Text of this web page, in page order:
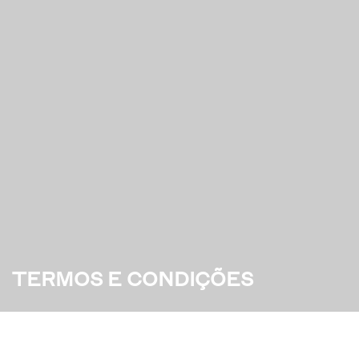
TERMOS E CONDIÇÕES